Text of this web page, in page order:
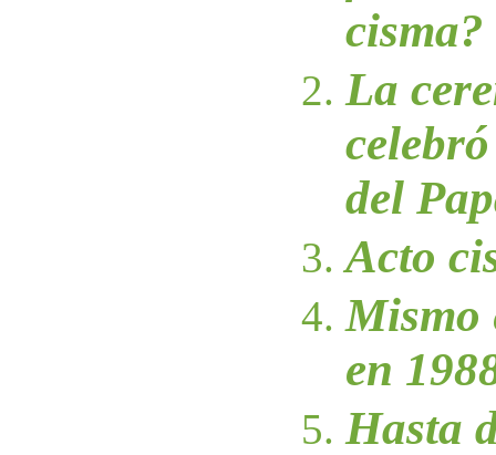
cisma?
La
del
Acto
Mismo
en
Hasta